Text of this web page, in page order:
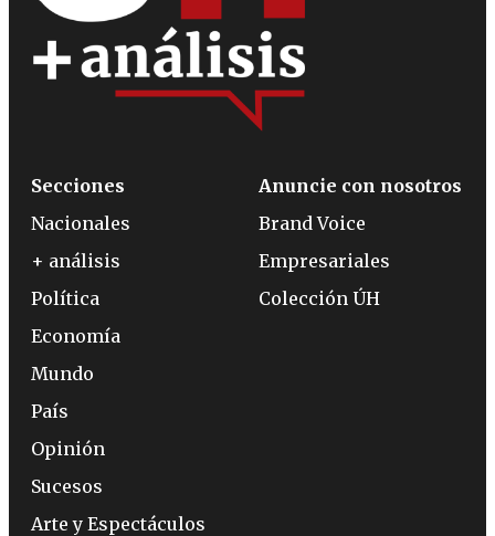
Secciones
Nacionales
+ análisis
Política
Economía
Mundo
País
Opinión
Sucesos
Arte y Espectáculos
Anuncie con nosotros
Brand Voice
Empresariales
Colección ÚH